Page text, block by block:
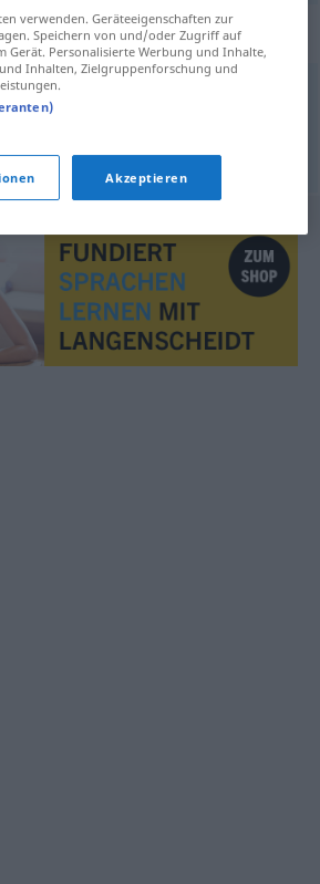
für "unbegreiflich"
,unfassbar
verwenden. Geräteeigenschaften zur
Speichern von und/oder Zugriff auf
Gerät. Personalisierte Werbung und Inhalte,
Inhalten, Zielgruppenforschung und
Akzeptieren